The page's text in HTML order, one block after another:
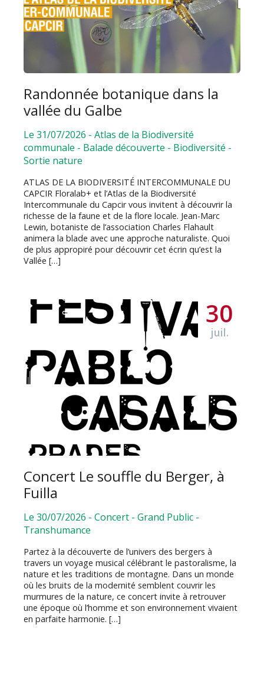
Randonnée botanique dans la
vallée du Galbe
Le 31/07/2026 - Atlas de la Biodiversité
communale - Balade découverte - Biodiversité -
Sortie nature
ATLAS DE LA BIODIVERSITÉ INTERCOMMUNALE DU
CAPCIR Floralab+ et l’Atlas de la Biodiversité
Intercommunale du Capcir vous invitent à découvrir la
richesse de la faune et de la flore locale. Jean-Marc
Lewin, botaniste de l’association Charles Flahault
animera la blade avec une approche naturaliste. Quoi
de plus appropiré pour découvrir cet écrin qu’est la
Vallée […]
30
juil.
Concert Le souffle du Berger, à
Fuilla
Le 30/07/2026 - Concert - Grand Public -
Transhumance
Partez à la découverte de l’univers des bergers à
travers un voyage musical célébrant le pastoralisme, la
nature et les traditions de montagne. Dans un monde
où les bruits de la modernité semblent couvrir les
murmures de la nature, ce concert invite à retrouver
une époque où l’homme et son environnement vivaient
en parfaite harmonie. […]